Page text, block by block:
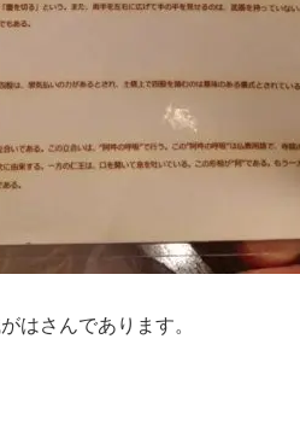
はさんであります。